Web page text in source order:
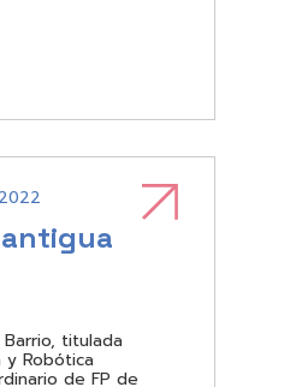
antigua
titulada
Robótica
de FP de